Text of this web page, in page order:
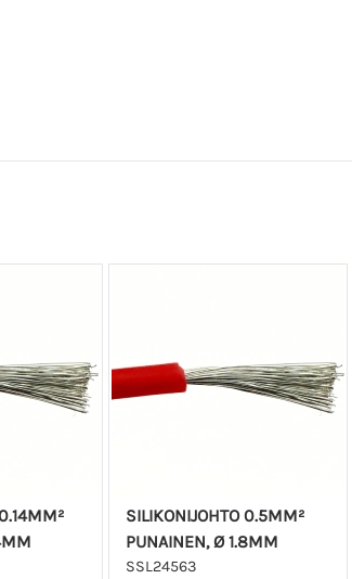
SILIKONIJOHTO 0.5MM²
PUNAINEN, Ø 1.8MM
SSL24563